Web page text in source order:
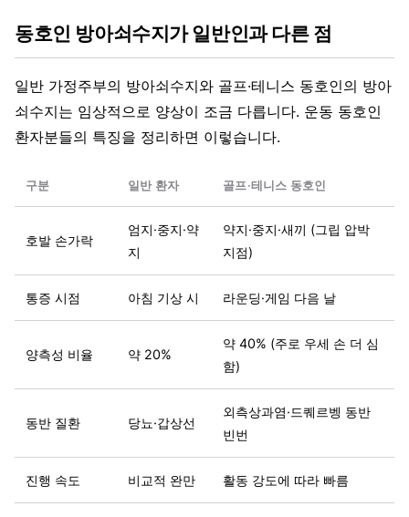
동호인 방아쇠수지가 일반인과 다른 점
일반 가정주부의 방아쇠수지와 골프·테니스 동호인의 방아
쇠수지는 임상적으로 양상이 조금 다릅니다. 운동 동호인
환자분들의 특징을 정리하면 이렇습니다.
구분 일반 환자 골프·테니스 동호인
호발 손가락
엄지·중지·약
지
약지·중지·새끼 (그립 압박
지점)
통증 시점 아침 기상 시 라운딩·게임 다음 날
양측성 비율 약 20%
약 40% (주로 우세 손 더 심
함)
동반 질환 당뇨·갑상선
외측상과염·드퀘르벵 동반
빈번
진행 속도 비교적 완만 활동 강도에 따라 빠름